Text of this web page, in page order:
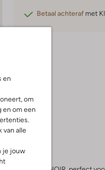
en
om
en om een
van alle
je jouw
Betaal achteraf met